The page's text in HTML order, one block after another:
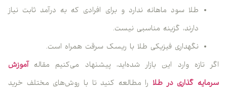
طلا سود ماهانه ندارد و برای افرادی که به درآمد ثابت نیاز
دارند، گزینه مناسبی نیست.
نگهداری فیزیکی طلا با ریسک سرقت همراه است.
اگر تازه وارد این بازار شده‌اید، پیشنهاد می‌کنیم مقاله آموزش
سرمایه گذاری در طلا را مطالعه کنید تا با روش‌های مختلف خرید